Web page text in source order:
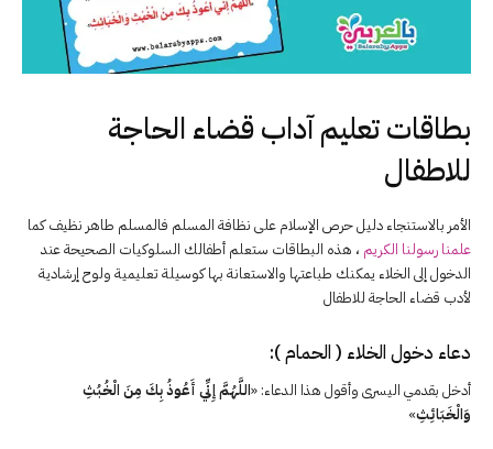
بطاقات تعليم آداب قضاء الحاجة
للاطفال
الأمر بالاستنجاء دليل حرص الإسلام على نظافة المسلم فالمسلم طاهر نظيف كما
علمنا رسولنا الكريم ، هذه البطاقات ستعلم أطفالك السلوكيات الصحيحة عند
الدخول إلى الخلاء يمكنك طباعتها والاستعانة بها كوسيلة تعليمية ولوح إرشادية
لأدب قضاء الحاجة للاطفال
دعاء دخول الخلاء ( الحمام ):
أدخل بقدمي اليسرى وأقول هذا الدعاء: «اللَّهُمَّ إِنِّي أَعُوذُ بِكَ مِنَ الْخُبُثِ
وَالْخَبَائِثِ»